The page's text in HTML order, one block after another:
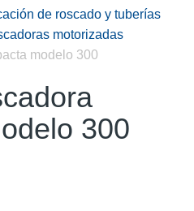
de roscado y tuberías
motorizadas
modelo 300
300